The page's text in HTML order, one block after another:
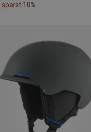
sparst 10%